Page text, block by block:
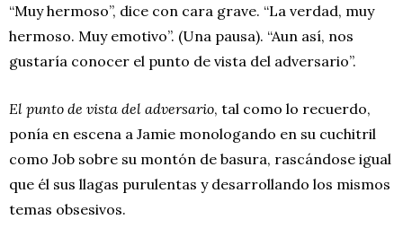
“Muy hermoso”, dice con cara grave. “La verdad, muy
hermoso. Muy emotivo”. (Una pausa). “Aun así, nos
gustaría conocer el punto de vista del adversario”.
El punto de vista del adversario, tal como lo recuerdo,
ponía en escena a Jamie monologando en su cuchitril
como Job sobre su montón de basura, rascándose igual
que él sus llagas purulentas y desarrollando los mismos
temas obsesivos.